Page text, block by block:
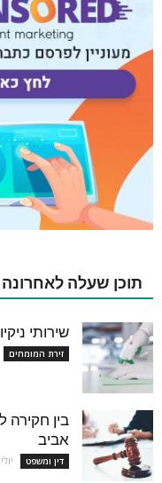
תוכן שעלה לאחרונה
שירותי
זירת המומחים
בין חקירה
אביב
דין ומשפט יולי 31, 2026